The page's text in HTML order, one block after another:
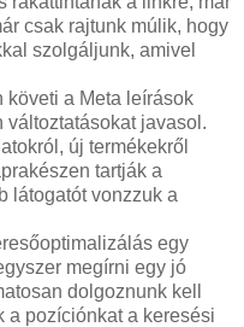
csak rajtunk múlik, hogy
szolgáljunk, amivel
követi a Meta leírások
változtatásokat javasol.
új termékekről
tartják a
látogatót vonzzuk a
egy
megírni egy jó
dolgoznunk kell
a pozíciónkat a keresési